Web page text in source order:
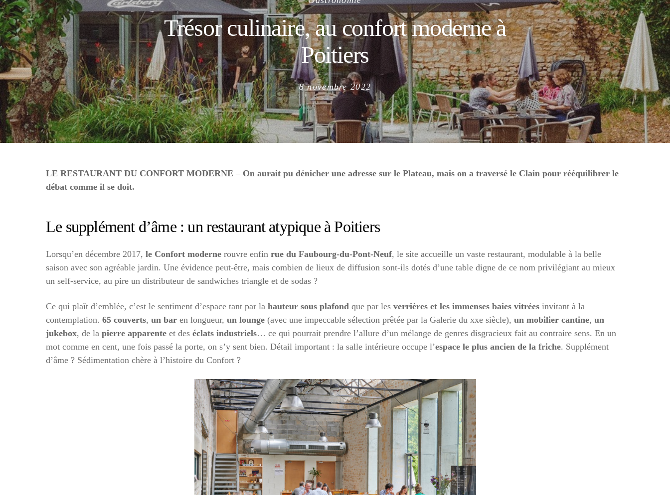
Trésor culinaire, au confort moderne à
Poitiers
Posted
on
8 novembre 2022
LE RESTAURANT DU CONFORT MODERNE – On aurait pu dénicher une adresse sur le Plateau, mais on a traversé le Clain pour rééquilibrer le
débat comme il se doit.
Le supplément d’âme : un restaurant atypique à Poitiers
Lorsqu’en décembre 2017, le Confort moderne rouvre enfin rue du Faubourg-du-Pont-Neuf, le site accueille un vaste restaurant, modulable à la belle
saison avec son agréable jardin. Une évidence peut-être, mais combien de lieux de diffusion sont-ils dotés d’une table digne de ce nom privilégiant au mieux
un self-service, au pire un distributeur de sandwiches triangle et de sodas ?
Ce qui plaît d’emblée, c’est le sentiment d’espace tant par la hauteur sous plafond que par les verrières et les immenses baies vitrées invitant à la
contemplation. 65 couverts, un bar en longueur, un lounge (avec une impeccable sélection prêtée par la Galerie du xxe siècle), un mobilier cantine, un
jukebox, de la pierre apparente et des éclats industriels… ce qui pourrait prendre l’allure d’un mélange de genres disgracieux fait au contraire sens. En un
mot comme en cent, une fois passé la porte, on s’y sent bien. Détail important : la salle intérieure occupe l’espace le plus ancien de la friche. Supplément
d’âme ? Sédimentation chère à l’histoire du Confort ?